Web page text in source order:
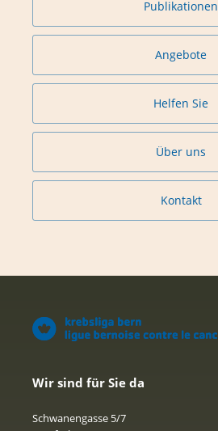
Publikationen
Angebote
Helfen Sie
Über uns
Kontakt
Wir sind für Sie da
Schwanengasse 5/7